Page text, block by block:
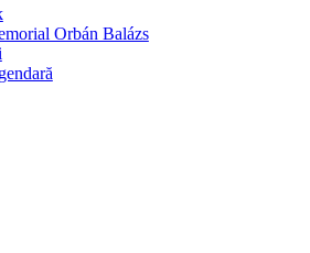
Orbán Balázs